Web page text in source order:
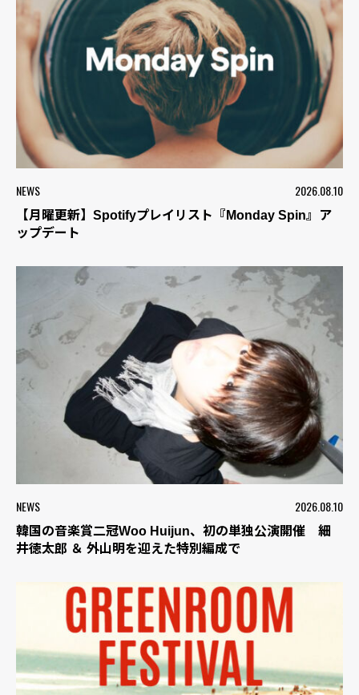
NEWS 2026.08.10
【月曜更新】Spotifyプレイリスト『Monday Spin』ア
ップデート
NEWS 2026.08.10
韓国の音楽賞二冠Woo Huijun、初の単独公演開催 細
井徳太郎 ＆ 外山明を迎えた特別編成で